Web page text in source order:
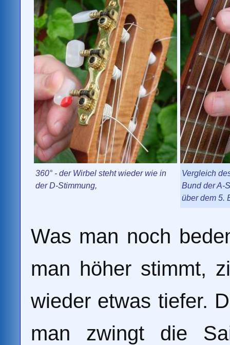
360° - der Wirbel steht wieder wie in
der D-Stimmung,
Vergleich
Bund der A-
über dem 5.
Was man noch
man höher stimmt,
wieder etwas tiefer.
man zwingt die